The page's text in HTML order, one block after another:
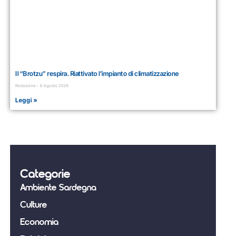
Il “Brotzu” respira. Riattivato l’impianto di climatizzazione
Redazione 8 Agosto 2026
Leggi »
Categorie
Ambiente Sardegna
Culture
Economia